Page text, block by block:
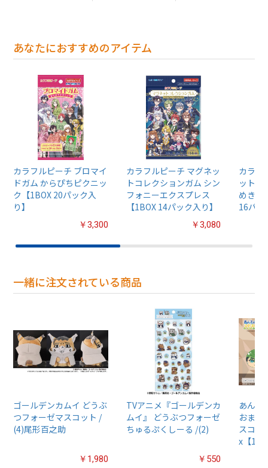
あなたにおすすめのアイテム
カラフルピーチ ブロマイ
ドガム からぴちピクニッ
ク【1BOX 20パック入
り】
￥3,300
カラフルピーチ マグネッ
トコレクションガム シン
フォニーエクスプレス
【1BOX 14パック入り】
￥3,080
カラフ
ットス
めきレ
16パッ
一緒に注文されている商品
ゴールデンカムイ どうぶ
つフォーゼマスコット /
(4)尾形百之助
￥1,980
TVアニメ『ゴールデンカ
ムイ』 どうぶつフォーゼ
ちゅるぷくしーる /(2)
￥550
あんさ
おまん
スコッ
x【